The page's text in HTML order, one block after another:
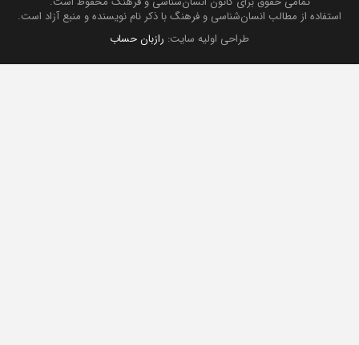
استفاده از مطالب انسان‌شناسی و فرهنگ با ذکر نام نویسنده و منبع آزاد است.
طراحی اولیه سایت:رازبان حساب